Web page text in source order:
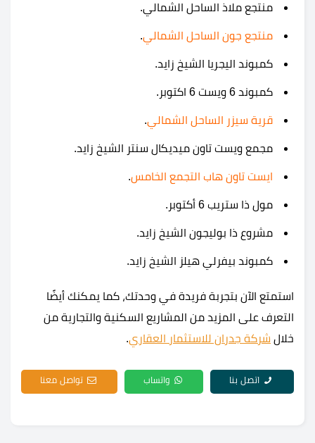
منتجع ملاذ الساحل الشمالي.
منتجع جون الساحل الشمالي.
كمبوند اليجريا الشيخ زايد.
كمبوند 6 ويست 6 اكتوبر.
قرية سيزر الساحل الشمالي.
مجمع ويست تاون ميديكال سنتر الشيخ زايد.
ايست تاون هاب التجمع الخامس.
مول ذا ستريب 6 أكتوبر.
مشروع ذا بوليجون الشيخ زايد.
كمبوند بيفرلي هيلز الشيخ زايد.
استمتع الآن بتجربة فريدة في وحدتك، كما يمكنك أيضًا
التعرف على المزيد من المشاريع السكنية والتجارية من
خلال شركة جدران للاستثمار العقاري.
اتصل بنا واتساب تواصل معنا